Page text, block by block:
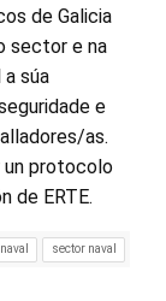
de Galicia
sector e na
súa
e
as.
un protocolo
de ERTE.
naval sector naval